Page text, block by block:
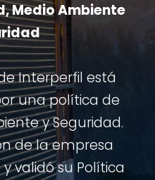
Medio Ambiente
Interperfil está
una política de
y Seguridad.
de la empresa
validó su Política